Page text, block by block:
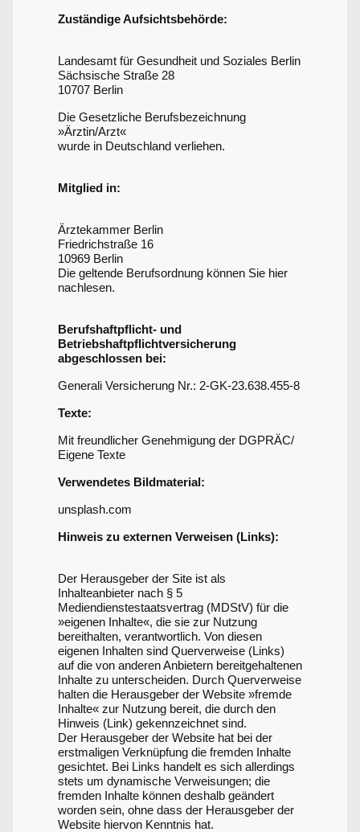
Zuständige Aufsichtsbehörde:
Landesamt für Gesundheit und Soziales Berlin
Sächsische Straße 28
10707 Berlin
Die Gesetzliche Berufsbezeichnung
»Ärztin/Arzt«
wurde in Deutschland verliehen.
Mitglied in:
Ärztekammer Berlin
Friedrichstraße 16
10969 Berlin
Die geltende Berufsordnung können Sie hier
nachlesen.
Berufshaftpflicht- und
Betriebshaftpflichtversicherung
abgeschlossen bei:
Generali Versicherung Nr.: 2-GK-23.638.455-8
Texte:
Mit freundlicher Genehmigung der DGPRÄC/
Eigene Texte
Verwendetes Bildmaterial:
unsplash.com
Hinweis zu externen Verweisen (Links):
Der Herausgeber der Site ist als
Inhalteanbieter nach § 5
Mediendienstestaatsvertrag (MDStV) für die
»eigenen Inhalte«, die sie zur Nutzung
bereithalten, verantwortlich. Von diesen
eigenen Inhalten sind Querverweise (Links)
auf die von anderen Anbietern bereitgehaltenen
Inhalte zu unterscheiden. Durch Querverweise
halten die Herausgeber der Website »fremde
Inhalte« zur Nutzung bereit, die durch den
Hinweis (Link) gekennzeichnet sind.
Der Herausgeber der Website hat bei der
erstmaligen Verknüpfung die fremden Inhalte
gesichtet. Bei Links handelt es sich allerdings
stets um dynamische Verweisungen; die
fremden Inhalte können deshalb geändert
worden sein, ohne dass der Herausgeber der
Website hiervon Kenntnis hat.